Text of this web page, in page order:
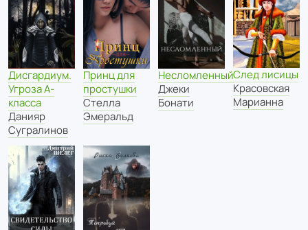
Дисгардиум.
Угроза А-
класса
Данияр
Сугралинов
Принц для
простушки
Стелла
Эмеральд
Несломленный
Джеки
Бонати
След лисицы
Красовская
Марианна